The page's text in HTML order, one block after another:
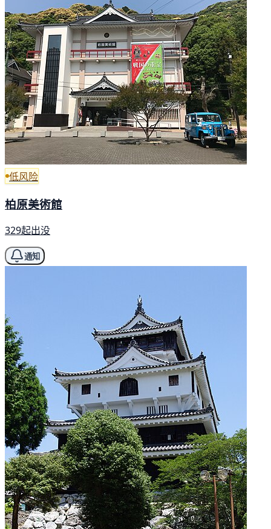
低风险
柏原美術館
329起出没
通知